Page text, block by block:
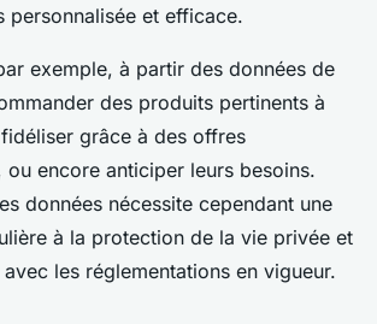
personnalisée et efficace.
exemple, à partir des données de
des produits pertinents à
grâce à des offres
ou encore anticiper leurs besoins.
données nécessite cependant une
à la protection de la vie privée et
les réglementations en vigueur.